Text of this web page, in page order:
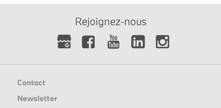
Rejoignez-nous
Contact
Newsletter